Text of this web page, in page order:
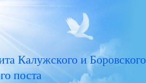
Калужского и Боровского
поста